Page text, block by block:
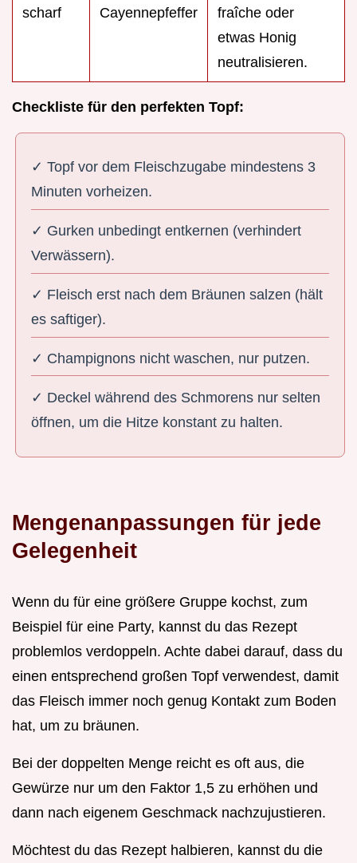
scharf
Cayennepfeffer
fraîche oder
etwas Honig
neutralisieren.
Checkliste für den perfekten Topf:
✓ Topf vor dem Fleischzugabe mindestens 3
Minuten vorheizen.
✓ Gurken unbedingt entkernen (verhindert
Verwässern).
✓ Fleisch erst nach dem Bräunen salzen (hält
es saftiger).
✓ Champignons nicht waschen, nur putzen.
✓ Deckel während des Schmorens nur selten
öffnen, um die Hitze konstant zu halten.
Mengenanpassungen für jede
Gelegenheit
Wenn du für eine größere Gruppe kochst, zum
Beispiel für eine Party, kannst du das Rezept
problemlos verdoppeln. Achte dabei darauf, dass du
einen entsprechend großen Topf verwendest, damit
das Fleisch immer noch genug Kontakt zum Boden
hat, um zu bräunen.
Bei der doppelten Menge reicht es oft aus, die
Gewürze nur um den Faktor 1,5 zu erhöhen und
dann nach eigenem Geschmack nachzujustieren.
Möchtest du das Rezept halbieren, kannst du die